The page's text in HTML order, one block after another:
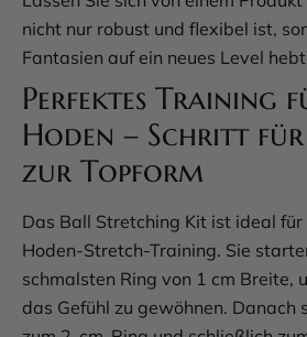
nicht nur robust und flexibel ist,
Fantasien auf ein neues Level
Perfektes Training
Hoden – Schritt
zur Topform
Das Ball Stretching Kit ist ideal für
Hoden-Stretch-Training. Sie
schmalsten Ring von 1 cm Breite,
das Gefühl zu gewöhnen. Danach